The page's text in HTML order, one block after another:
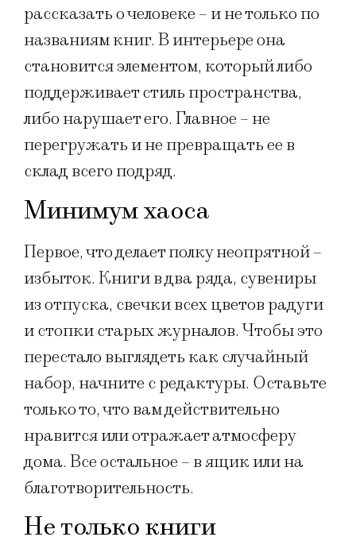
рассказать о человеке – и не только по
названиям книг. В интерьере она
становится элементом, который либо
поддерживает стиль пространства,
либо нарушает его. Главное – не
перегружать и не превращать ее в
склад всего подряд.
Минимум хаоса
Первое, что делает полку неопрятной –
избыток. Книги в два ряда, сувениры
из отпуска, свечки всех цветов радуги
и стопки старых журналов. Чтобы это
перестало выглядеть как случайный
набор, начните с редактуры. Оставьте
только то, что вам действительно
нравится или отражает атмосферу
дома. Все остальное – в ящик или на
благотворительность.
Не только книги